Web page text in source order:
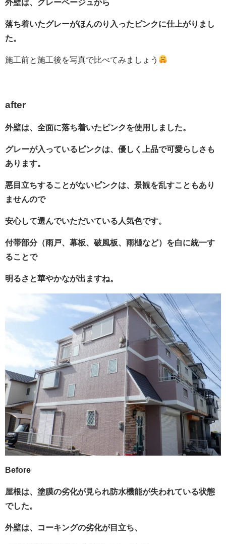
外壁は、グレーベージュから
落ち着いたグレーがほんのり入ったピンクに仕上がりまし
た。
施工前と施工後を写真で比べてみましょう
after
外壁は、全面に落ち着いたピンクを使用しました。
グレーが入っているピンクは、優しく上品で可愛らしさも
あります。
悪目立ちすることがないピンクは、景観を乱すこともあり
ませんので
安心して選んでいただいている人気色です。
付帯部分（雨戸、幕板、破風板、雨樋など）を白に統一す
ることで
明るさと華やかなが出ますね。
Before
屋根は、塗膜の劣化が見られ防水機能が失われている状態
でした。
外壁は、コーキングの劣化が目立ち、